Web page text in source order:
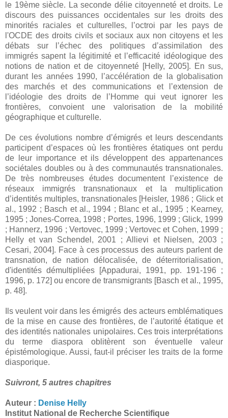
le 19ème siècle. La seconde délie citoyenneté et droits. Le
discours des puissances occidentales sur les droits des
minorités raciales et culturelles, l’octroi par les pays de
l'OCDE des droits civils et sociaux aux non citoyens et les
débats sur l’échec des politiques d’assimilation des
immigrés sapent la légitimité et l’efficacité idéologique des
notions de nation et de citoyenneté [Helly, 2005]. En sus,
durant les années 1990, l’accélération de la globalisation
des marchés et des communications et l’extension de
l’idéologie des droits de l’Homme qui veut ignorer les
frontières, convoient une valorisation de la mobilité
géographique et culturelle.
De ces évolutions nombre d’émigrés et leurs descendants
participent d’espaces où les frontières étatiques ont perdu
de leur importance et ils développent des appartenances
sociétales doubles ou à des communautés transnationales.
De très nombreuses études documentent l’existence de
réseaux immigrés transnationaux et la multiplication
d’identités multiples, transnationales [Heisler, 1986 ; Glick et
al., 1992 ; Basch et al., 1994 ; Blanc et al., 1995 ; Kearney,
1995 ; Jones-Correa, 1998 ; Portes, 1996, 1999 ; Glick, 1999
; Hannerz, 1996 ; Vertovec, 1999 ; Vertovec et Cohen, 1999 ;
Helly et van Schendel, 2001 ; Allievi et Nielsen, 2003 ;
Cesari, 2004]. Face à ces processus des auteurs parlent de
transnation, de nation délocalisée, de déterritorialisation,
d'identités démultipliées [Appadurai, 1991, pp. 191-196 ;
1996, p. 172] ou encore de transmigrants [Basch et al., 1995,
p. 48].
Ils veulent voir dans les émigrés des acteurs emblématiques
de la mise en cause des frontières, de l’autorité étatique et
des identités nationales unipolaires. Ces trois interprétations
du terme diaspora oblitèrent son éventuelle valeur
épistémologique. Aussi, faut-il préciser les traits de la forme
diasporique.
Suivront, 5 autres chapitres
Auteur : Denise Helly
Institut National de Recherche Scientifique